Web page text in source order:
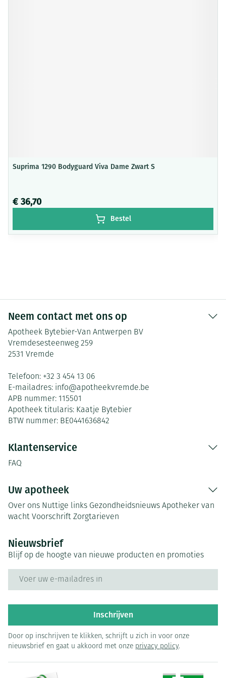
Suprima 1290 Bodyguard Viva Dame Zwart S
€ 36,70
Bestel
Neem contact met ons op
Apotheek Bytebier-Van Antwerpen BV
Vremdesesteenweg 259
2531 Vremde
Telefoon: +32 3 454 13 06
E-mailadres: info@apotheekvremde.be
APB nummer: 115501
Apotheek titularis: Kaatje Bytebier
BTW nummer: BE0441636842
Klantenservice
FAQ
Uw apotheek
Over ons Nuttige links Gezondheidsnieuws Apotheker van
wacht Voorschrift Zorgtarieven
Nieuwsbrief
Blijf op de hoogte van nieuwe producten en promoties
Inschrijven
Door op inschrijven te klikken, schrijft u zich in voor onze
nieuwsbrief en gaat u akkoord met onze privacy policy.